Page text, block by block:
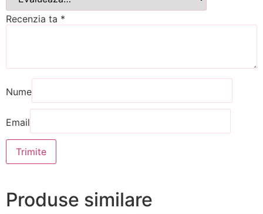
Recenzia ta *
Nume
Email
Produse similare